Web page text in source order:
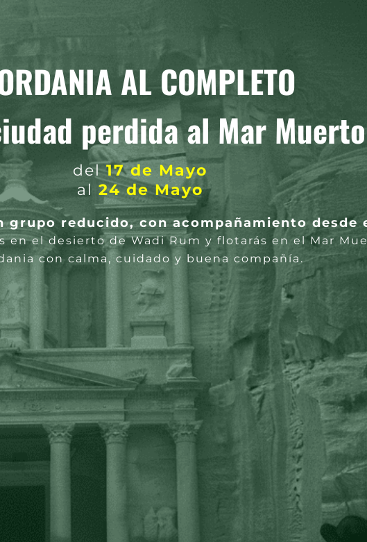
AL COMPLETO
perdida al Mar Muerto
del17 de Mayo
al 24 de Mayo
grupo reducido, con acompañamiento desde
en el desierto de Wadi Rum y flotarás en el Mar
con calma, cuidado y buena compañía.